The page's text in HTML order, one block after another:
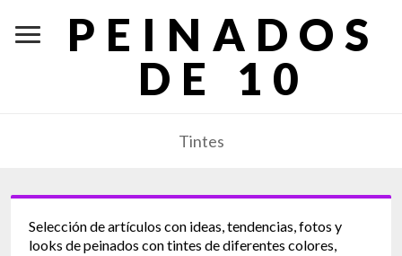
PEINADOS
DE 10
Tintes
Selección de artículos con ideas, tendencias, fotos y
looks de peinados con tintes de diferentes colores,